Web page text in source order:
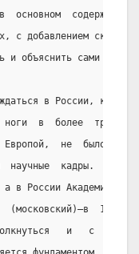
содержали
с добавлением
и объяснить сами факты.
в России, как и
ноги  в  более
не  было
научные  кадры.  В
в России Академия
(московский)—в  1755
и   с